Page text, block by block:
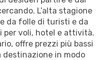
L’alta stagione
da folle di turisti e da
per voli, hotel e attività.
offre prezzi più bassi
destinazione in modo